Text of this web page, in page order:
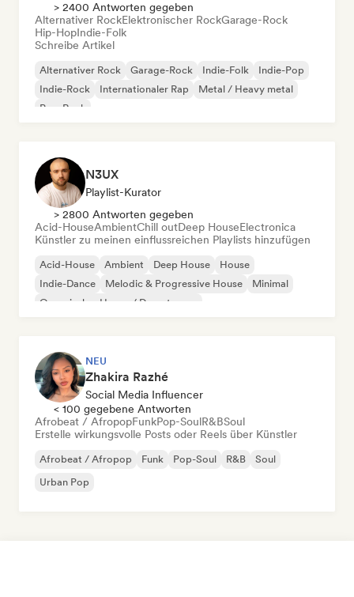
> 2400 Antworten gegeben
Alternativer RockElektronischer RockGarage-Rock
Hip-HopIndie-Folk
Schreibe Artikel
Alternativer Rock Garage-Rock Indie-Folk
Indie-Pop
Indie-Rock
Internationaler Rap
Metal / Heavy metal
Pop-Rock
N3UX
Playlist-Kurator
> 2800 Antworten gegeben
Acid-HouseAmbientChill outDeep HouseElectronica
Künstler zu meinen einflussreichen Playlists hinzufügen
Acid-House Ambient Deep House
House
Indie-Dance
Melodic & Progressive House
Minimal
Organischer House / Downtempo
NEU
Zhakira Razhé
Social Media Influencer
< 100 gegebene Antworten
Afrobeat / AfropopFunkPop-SoulR&BSoul
Erstelle wirkungsvolle Posts oder Reels über Künstler
Afrobeat / Afropop Funk Pop-Soul R&B
Soul
Urban Pop